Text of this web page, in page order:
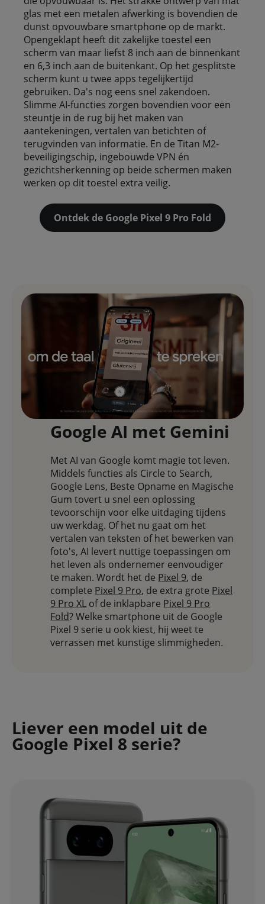
glas met een metalen afwerking is bovendien de
dunst opvouwbare smartphone op de markt.
Opengeklapt heeft dit zakelijke toestel een
scherm van maar liefst 8 inch aan de binnenkant
en 6,3 inch aan de buitenkant. Op het gesplitste
scherm kunt u twee apps tegelijkertijd
gebruiken. Da's nog eens snel zakendoen.
Slimme AI-functies zorgen bovendien voor een
steuntje in de rug bij het maken van
aantekeningen, vertalen van betichten of
terugvinden van informatie. En de Titan M2-
beveiligingschip, ingebouwde VPN én
gezichtsherkenning op beide schermen maken
werken op dit toestel extra veilig.
Ontdek de Google Pixel 9 Pro Fold
Google AI met Gemini
Met AI van Google komt magie tot leven.
Middels functies als Circle to Search,
Google Lens, Beste Opname en Magische
Gum tovert u snel een oplossing
tevoorschijn voor elke uitdaging tijdens
uw werkdag. Of het nu gaat om het
vertalen van teksten of het bewerken van
foto's, AI levert nuttige toepassingen om
het leven als ondernemer eenvoudiger
te maken. Wordt het de Pixel 9, de
complete Pixel 9 Pro, de extra grote Pixel
9 Pro XL of de inklapbare Pixel 9 Pro
Fold? Welke smartphone uit de Google
Pixel 9 serie u ook kiest, hij weet te
verrassen met kunstige slimmigheden.
Liever een model uit de
Google Pixel 8 serie?